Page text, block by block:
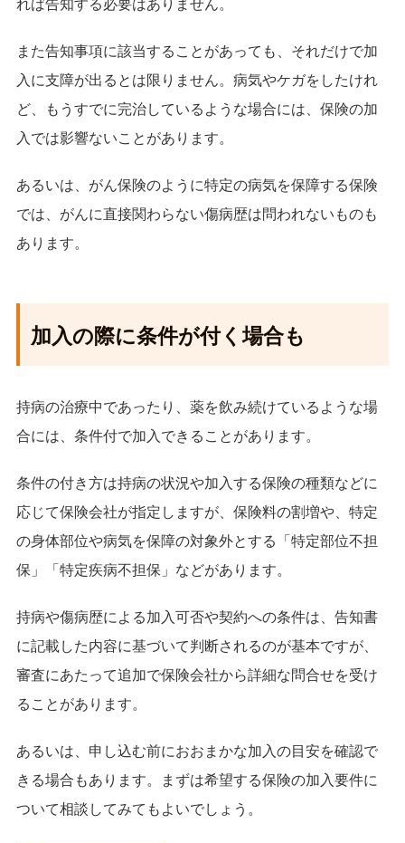
れば告知する必要はありません。
また告知事項に該当することがあっても、それだけで加
入に支障が出るとは限りません。病気やケガをしたけれ
ど、もうすでに完治しているような場合には、保険の加
入では影響ないことがあります。
あるいは、がん保険のように特定の病気を保障する保険
では、がんに直接関わらない傷病歴は問われないものも
あります。
加入の際に条件が付く場合も
持病の治療中であったり、薬を飲み続けているような場
合には、条件付で加入できることがあります。
条件の付き方は持病の状況や加入する保険の種類などに
応じて保険会社が指定しますが、保険料の割増や、特定
の身体部位や病気を保障の対象外とする「特定部位不担
保」「特定疾病不担保」などがあります。
持病や傷病歴による加入可否や契約への条件は、告知書
に記載した内容に基づいて判断されるのが基本ですが、
審査にあたって追加で保険会社から詳細な問合せを受け
ることがあります。
あるいは、申し込む前におおまかな加入の目安を確認で
きる場合もあります。まずは希望する保険の加入要件に
ついて相談してみてもよいでしょう。